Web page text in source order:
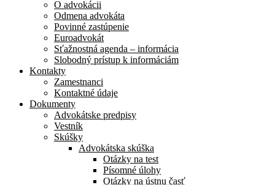
O advokácii
Odmena advokáta
Povinné zastúpenie
Euroadvokát
Sťažnostná agenda – informácia
Slobodný prístup k informáciám
Kontakty
Zamestnanci
Kontaktné údaje
Dokumenty
Advokátske predpisy
Vestník
Skúšky
Advokátska skúška
Otázky na test
Písomné úlohy
Otázky na ústnu časť